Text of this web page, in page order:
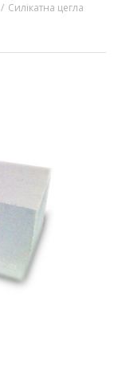
/ Силікатна цегла